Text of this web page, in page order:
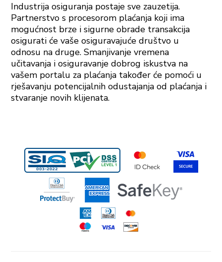
Industrija osiguranja postaje sve zauzetija.
Partnerstvo s procesorom plaćanja koji ima
mogućnost brze i sigurne obrade transakcija
osigurati će vaše osiguravajuće društvo u
odnosu na druge. Smanjivanje vremena
učitavanja i osiguravanje dobrog iskustva na
vašem portalu za plaćanja također će pomoći u
rješavanju potencijalnih odustajanja od plaćanja i
stvaranje novih klijenata.